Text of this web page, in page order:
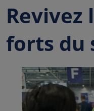
Revivez
forts du